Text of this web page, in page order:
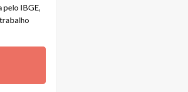
pelo IBGE,